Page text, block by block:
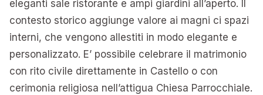
eleganti sale ristorante e ampi giardini all’aperto. Il
contesto storico aggiunge valore ai magni ci spazi
interni, che vengono allestiti in modo elegante e
personalizzato. E’ possibile celebrare il matrimonio
con rito civile direttamente in Castello o con
cerimonia religiosa nell’attigua Chiesa Parrocchiale.